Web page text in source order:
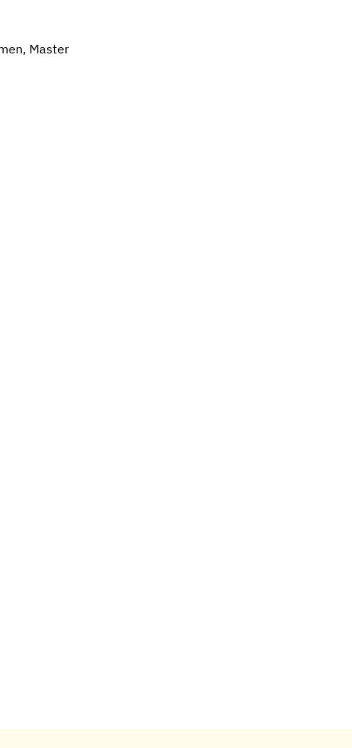
Master